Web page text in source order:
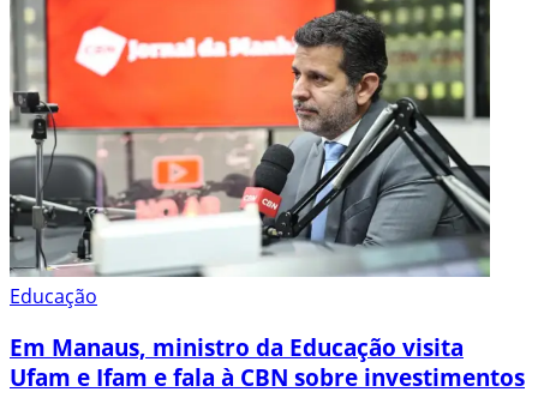
Educação
Em Manaus, ministro da Educação visita
Ufam e Ifam e fala à CBN sobre investimentos